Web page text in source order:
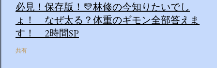
必見！保存版！💛林修の今知りたいでし
ょ！ なぜ太る？体重のギモン全部答えま
す！ 2時間SP
共有